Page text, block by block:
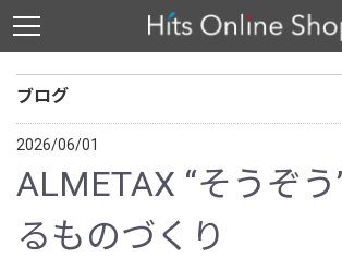
ブログ
2026/06/01
ALMETAX “そうぞう
るものづくり